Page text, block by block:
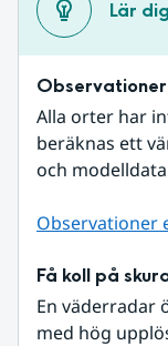
Lär
Alla orter har
beräknas ett
och
Observationer
Få koll på
En väderradar
med hög